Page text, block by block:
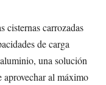
cisternas carrozadas
de carga
una solución
al máximo